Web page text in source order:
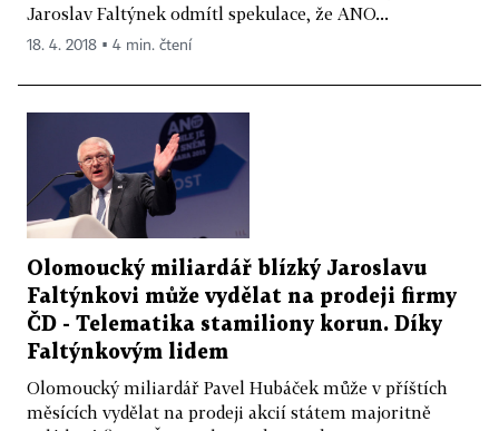
Jaroslav Faltýnek odmítl spekulace, že ANO...
18. 4. 2018 ▪ 4 min. čtení
Olomoucký miliardář blízký Jaroslavu
Faltýnkovi může vydělat na prodeji firmy
ČD - Telematika stamiliony korun. Díky
Faltýnkovým lidem
Olomoucký miliardář Pavel Hubáček může v příštích
měsících vydělat na prodeji akcií státem majoritně